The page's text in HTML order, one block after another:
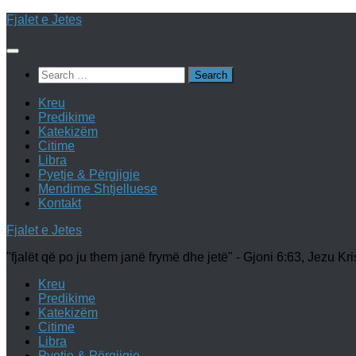
Skip
content
Fjalet e Jetes
Search
for:
Kreu
Predikime
Katekizëm
Citime
Libra
Pyetje & Përgjigje
Mendime Shtjelluese
Kontakt
Fjalet e Jetes
"fjalët që po ju them janë frymë dhe jetë" - Gjoni 6:63, Jezu
Kreu
Predikime
Katekizëm
Citime
Libra